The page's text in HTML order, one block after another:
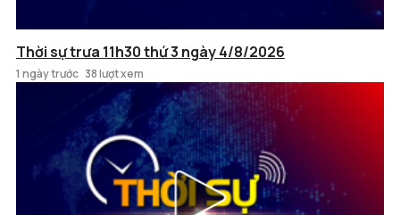
Thời sự trưa 11h30 thứ 3 ngày 4/8/2026
1 ngày trước 38 lượt xem